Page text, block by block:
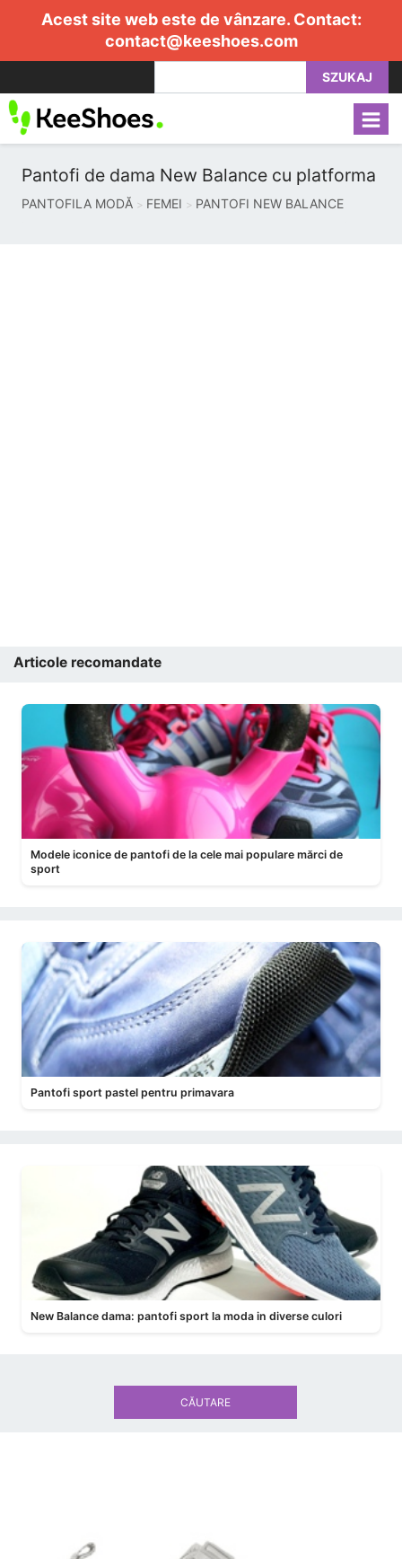
Acest site web este de vânzare. Contact:
contact@keeshoes.com
SZUKAJ
Pantofi de dama New Balance cu platforma
PANTOFILA MODĂ FEMEI PANTOFI NEW BALANCE
Articole recomandate
Modele iconice de pantofi de la cele mai populare mărci de
sport
Pantofi sport pastel pentru primavara
New Balance dama: pantofi sport la moda in diverse culori
CĂUTARE